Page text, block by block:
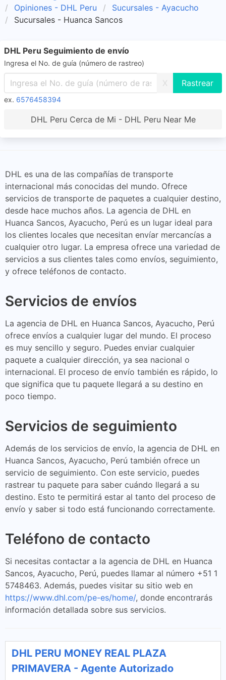
Opiniones - DHL Peru
Sucursales - Ayacucho
Sucursales - Huanca Sancos
DHL Peru Seguimiento de envío
Ingresa el No. de guía (número de rastreo)
X
ex. 6576458394
DHL Peru Cerca de Mi - DHL Peru Near Me
DHL es una de las compañías de transporte
internacional más conocidas del mundo. Ofrece
servicios de transporte de paquetes a cualquier destino,
desde hace muchos años. La agencia de DHL en
Huanca Sancos, Ayacucho, Perú es un lugar ideal para
los clientes locales que necesitan envíar mercancías a
cualquier otro lugar. La empresa ofrece una variedad de
servicios a sus clientes tales como envíos, seguimiento,
y ofrece teléfonos de contacto.
Servicios de envíos
La agencia de DHL en Huanca Sancos, Ayacucho, Perú
ofrece envíos a cualquier lugar del mundo. El proceso
es muy sencillo y seguro. Puedes enviar cualquier
paquete a cualquier dirección, ya sea nacional o
internacional. El proceso de envío también es rápido, lo
que significa que tu paquete llegará a su destino en
poco tiempo.
Servicios de seguimiento
Además de los servicios de envío, la agencia de DHL en
Huanca Sancos, Ayacucho, Perú también ofrece un
servicio de seguimiento. Con este servicio, puedes
rastrear tu paquete para saber cuándo llegará a su
destino. Esto te permitirá estar al tanto del proceso de
envío y saber si todo está funcionando correctamente.
Teléfono de contacto
Si necesitas contactar a la agencia de DHL en Huanca
Sancos, Ayacucho, Perú, puedes llamar al número +51 1
5748463. Además, puedes visitar su sitio web en
https://www.dhl.com/pe-es/home/, donde encontrarás
información detallada sobre sus servicios.
DHL PERU MONEY REAL PLAZA
PRIMAVERA - Agente Autorizado